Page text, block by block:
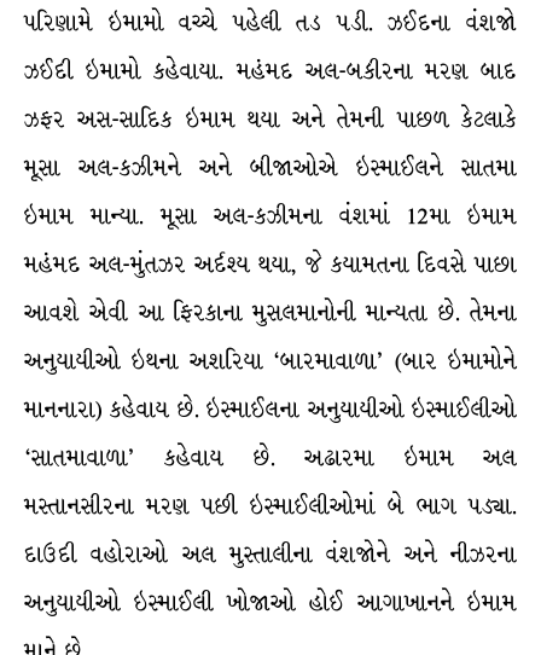
પરિણામે ઇમામો વચ્ચે પહેલી તડ પડી. ઝઈદના વંશજો
ઝઈદી ઇમામો કહેવાયા. મહંમદ અલ-બકીરના મરણ બાદ
ઝફર અસ-સાદિક ઇમામ થયા અને તેમની પાછળ કેટલાકે
મૂસા અલ-કઝીમને અને બીજાઓએ ઇસ્માઈલને સાતમા
ઇમામ માન્યા. મૂસા અલ-કઝીમના વંશમાં 12મા ઇમામ
મહંમદ અલ-મુંતઝર અર્દશ્ય થયા, જે કયામતના દિવસે પાછા
આવશે એવી આ ફિરકાના મુસલમાનોની માન્યતા છે. તેમના
અનુયાયીઓ ઇથના અશરિયા ‘બારમાવાળા’ (બાર ઇમામોને
માનનારા) કહેવાય છે. ઇસ્માઈલના અનુયાયીઓ ઇસ્માઈલીઓ
‘સાતમાવાળા’ કહેવાય છે. અઢારમા ઇમામ અલ
મસ્તાનસીરના મરણ પછી ઇસ્માઈલીઓમાં બે ભાગ પડ્યા.
દાઉદી વહોરાઓ અલ મુસ્તાલીના વંશજોને અને નીઝરના
અનુયાયીઓ ઇસ્માઈલી ખોજાઓ હોઈ આગાખાનને ઇમામ